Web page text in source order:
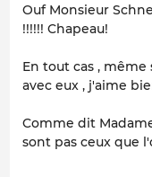
Ouf Monsieur
!!!!!! Chapeau!
En tout cas , même
avec eux , j'aime
Comme dit
sont pas ceux que